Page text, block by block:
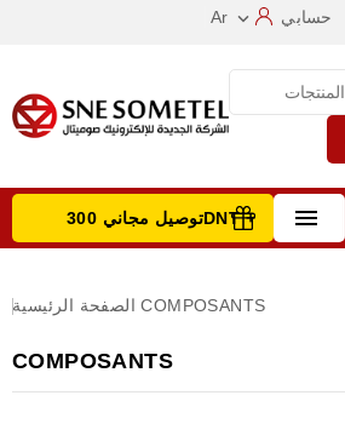
Ar  حسابي
 توصيل مجاني 300DNT +
الصفحة الرئيسية COMPOSANTS
COMPOSANTS